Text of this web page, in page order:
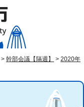
> 幹部会議【隔週】 > 2020年